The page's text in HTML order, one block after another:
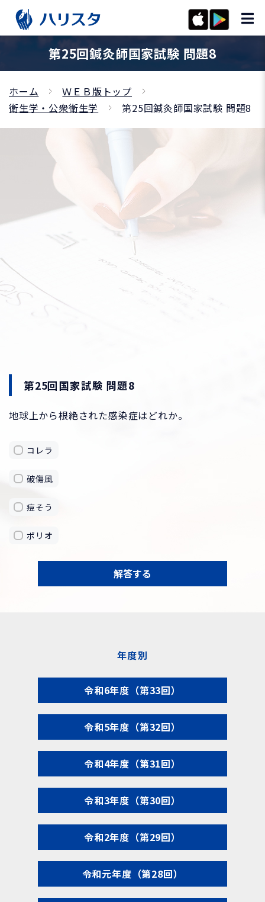
第25回鍼灸師国家試験 問題8
ホーム
ＷＥＢ版トップ
衛生学・公衆衛生学
第25回鍼灸師国家試験 問題8
第25回国家試験 問題8
地球上から根絶された感染症はどれか。
コレラ
破傷風
痘そう
ポリオ
解答する
年度別
令和6年度（第33回）
令和5年度（第32回）
令和4年度（第31回）
令和3年度（第30回）
令和2年度（第29回）
令和元年度（第28回）